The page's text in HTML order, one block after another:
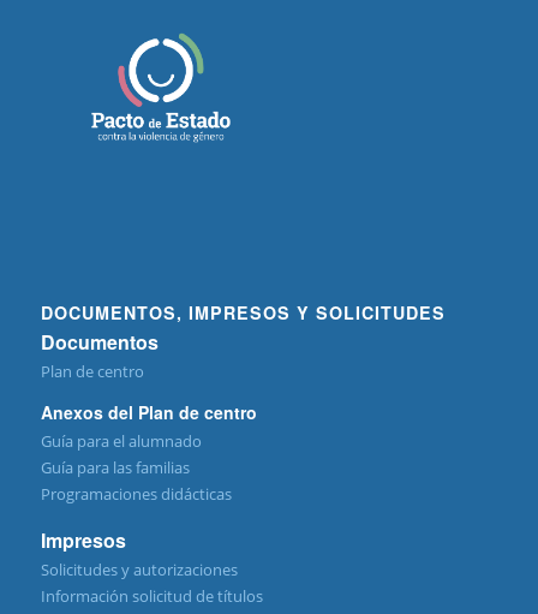
DOCUMENTOS, IMPRESOS Y SOLICITUDES
Documentos
Plan de centro
Anexos del Plan de centro
Guía para el alumnado
Guía para las familias
Programaciones didácticas
Impresos
Solicitudes y autorizaciones
Información solicitud de títulos